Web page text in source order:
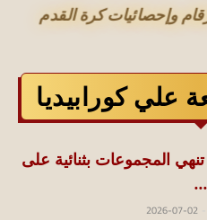
وإحصائيات كرة القدم
علي كورابيديا
تنهي المجموعات بثنائية على
2026-07-02